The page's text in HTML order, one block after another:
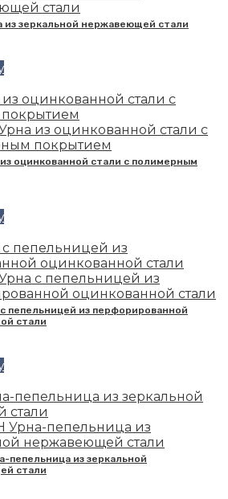
из зеркальной нержавеющей стали
оцинкованной стали с полимерным
пепельницей из перфорированной
стали
пепельница из зеркальной
стали